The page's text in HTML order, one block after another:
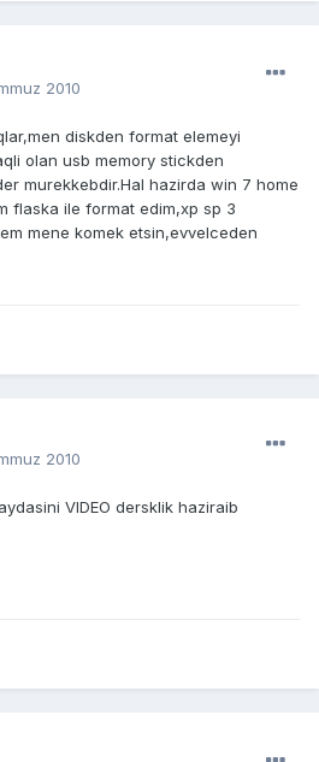
2010
diskden format elemeyi
olan usb memory stickden
murekkebdir.Hal hazirda win 7 home
flaska ile format edim,xp sp 3
mene komek etsin,evvelceden
2010
VIDEO dersklik haziraib